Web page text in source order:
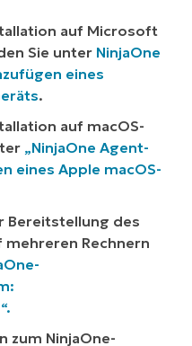
auf Microsoft
Sie unter NinjaOne
eines
.
auf macOS-
„NinjaOne Agent-
eines Apple macOS-
Bereitstellung des
mehreren Rechnern
zum NinjaOne-